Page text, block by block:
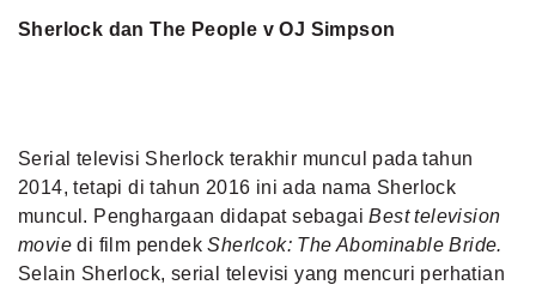
Sherlock dan The People v OJ Simpson
Serial televisi Sherlock terakhir muncul pada tahun
2014, tetapi di tahun 2016 ini ada nama Sherlock
muncul. Penghargaan didapat sebagaiBest television
movie di film pendekSherlcok: The Abominable Bride.
Selain Sherlock, serial televisi yang mencuri perhatian